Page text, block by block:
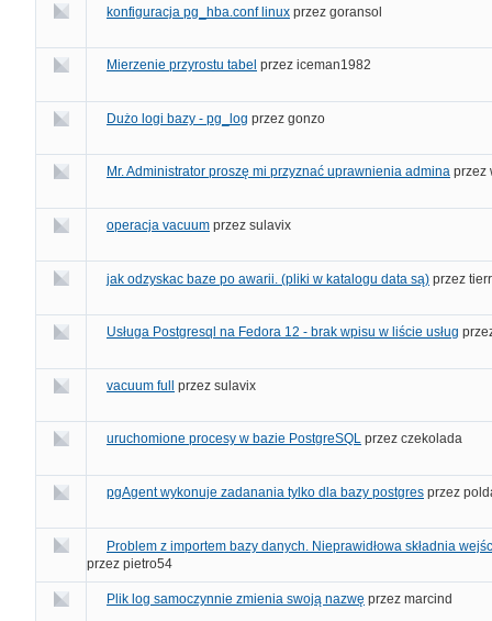
konfiguracja pg_hba.conf linux przez goransol
Mierzenie przyrostu tabel przez iceman1982
Dużo logi bazy - pg_log przez gonzo
Mr. Administrator proszę mi przyznać uprawnienia admina przez
operacja vacuum przez sulavix
jak odzyskac baze po awarii. (pliki w katalogu data są) przez tierr
Usługa Postgresql na Fedora 12 - brak wpisu w liście usług
vacuum full przez sulavix
uruchomione procesy w bazie PostgreSQL przez czekolada
pgAgent wykonuje zadanania tylko dla bazy postgres przez
Problem z importem bazy danych. Nieprawidłowa składnia
przez pietro54
Plik log samoczynnie zmienia swoją nazwę przez marcind